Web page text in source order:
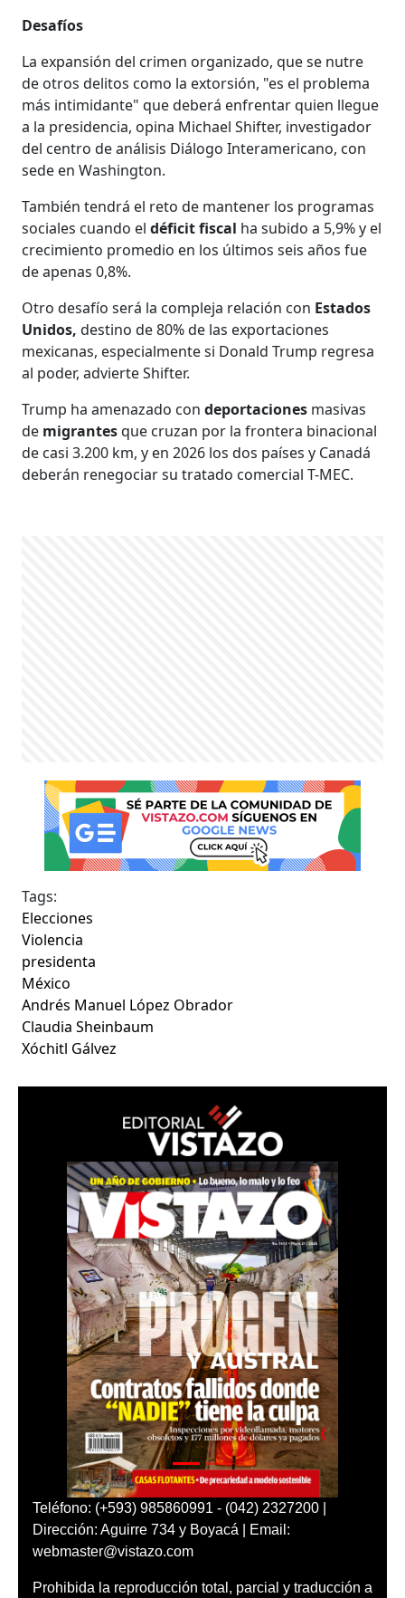
Desafíos
La expansión del crimen organizado, que se nutre
de otros delitos como la extorsión, "es el problema
más intimidante" que deberá enfrentar quien llegue
a la presidencia, opina Michael Shifter, investigador
del centro de análisis Diálogo Interamericano, con
sede en Washington.
También tendrá el reto de mantener los programas
sociales cuando eldéficit fiscal ha subido a 5,9% y el
crecimiento promedio en los últimos seis años fue
de apenas 0,8%.
Otro desafío será la compleja relación con Estados
Unidos, destino de 80% de las exportaciones
mexicanas, especialmente si Donald Trump regresa
al poder, advierte Shifter.
Trump ha amenazado condeportaciones masivas
de migrantesque cruzan por la frontera binacional
de casi 3.200 km, y en 2026 los dos países y Canadá
deberán renegociar su tratado comercial T-MEC.
Tags:
Elecciones
Violencia
presidenta
México
Andrés Manuel López Obrador
Claudia Sheinbaum
Xóchitl Gálvez
Teléfono: (+593) 985860991 - (042) 2327200 |
Dirección: Aguirre 734 y Boyacá | Email:
webmaster@vistazo.com
Prohibida la reproducción total, parcial y traducción a